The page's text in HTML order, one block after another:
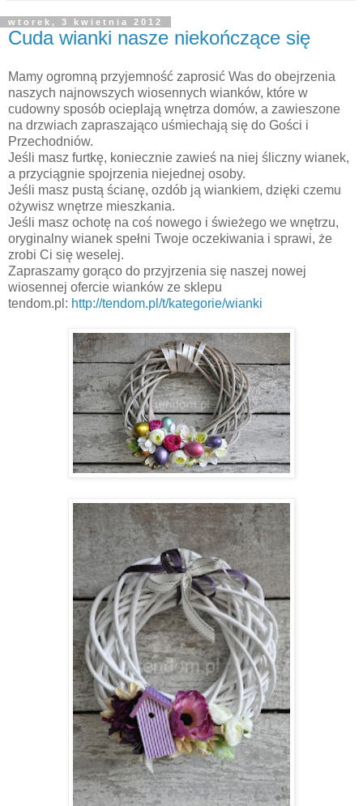
wtorek, 3 kwietnia 2012
Cuda wianki nasze niekończące się
Mamy ogromną przyjemność zaprosić Was do obejrzenia
naszych najnowszych wiosennych wianków, które w
cudowny sposób ocieplają wnętrza domów, a zawieszone
na drzwiach zapraszająco uśmiechają się do Gości i
Przechodniów.
Jeśli masz furtkę, koniecznie zawieś na niej śliczny wianek,
a przyciągnie spojrzenia niejednej osoby.
Jeśli masz pustą ścianę, ozdób ją wiankiem, dzięki czemu
ożywisz wnętrze mieszkania.
Jeśli masz ochotę na coś nowego i świeżego we wnętrzu,
oryginalny wianek spełni Twoje oczekiwania i sprawi, że
zrobi Ci się weselej.
Zapraszamy gorąco do przyjrzenia się naszej nowej
wiosennej ofercie wianków ze sklepu
tendom.pl: http://tendom.pl/t/kategorie/wianki